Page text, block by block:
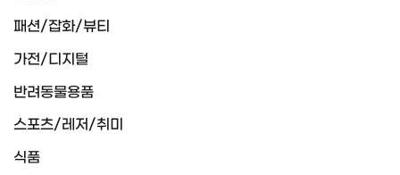
패션/잡화/뷰티
가전/디지털
반려동물용품
스포츠/레저/취미
식품